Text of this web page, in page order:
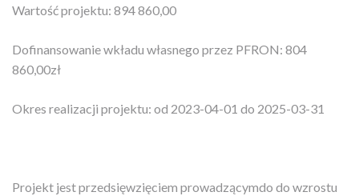
Wartość projektu: 894 860,00
Dofinansowanie wkładu własnego przez PFRON: 804
860,00zł
Okres realizacji projektu: od 2023-04-01 do 2025-03-31
Projekt jest przedsięwzięciem prowadzącymdo do wzrostu